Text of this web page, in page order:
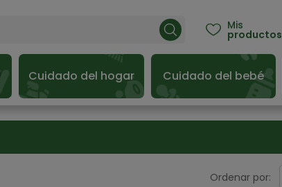
 Mis
productos
Cuidado del hogar Cuidado del bebé
Ordenar por: